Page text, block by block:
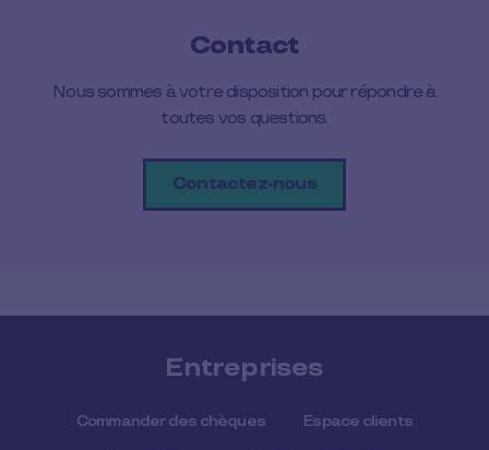
Contact
Nous sommes à votre disposition pour répondre à
toutes vos questions.
Contactez-nous
Entreprises
Commander des chèques Espace clients